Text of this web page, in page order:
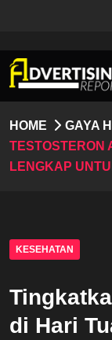
HOME GAYA
TESTOSTERON
LENGKAP
KESEHATAN
di Hari